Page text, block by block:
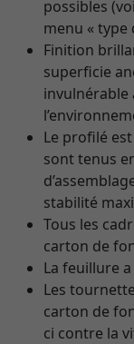
possibles
menu « type
Finition
superficie
invulnérable
Le profilé
sont tenus
stabilité
Tous les
carton de
La feuillure
Les
carton de
ci contre la